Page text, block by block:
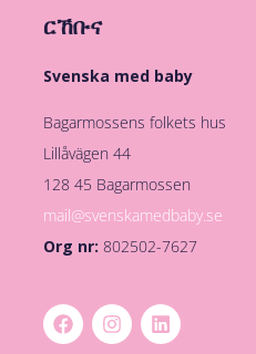
ርኸቡና
Svenska med baby
Bagarmossens folkets hus
Lillåvägen 44
128 45 Bagarmossen
mail@svenskamedbaby.se
Org nr: 802502-7627